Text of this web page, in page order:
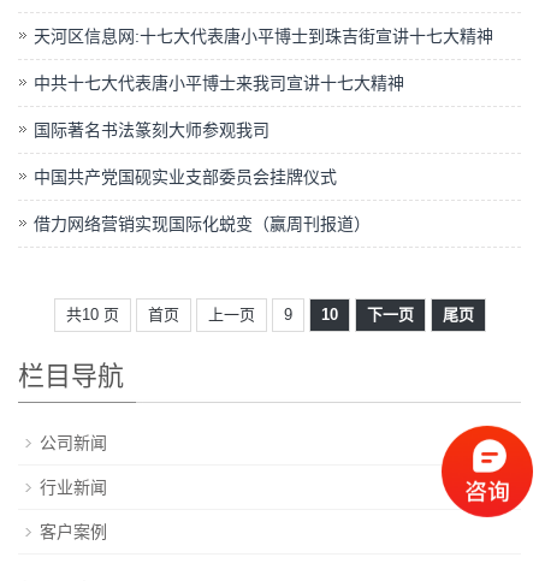
天河区信息网:十七大代表唐小平博士到珠吉街宣讲十七大精神
中共十七大代表唐小平博士来我司宣讲十七大精神
国际著名书法篆刻大师参观我司
中国共产党国砚实业支部委员会挂牌仪式
借力网络营销实现国际化蜕变（赢周刊报道）
共10 页 首页 上一页 9 10 下一页 尾页
栏目导航
公司新闻
行业新闻
客户案例